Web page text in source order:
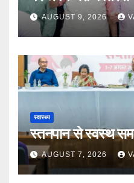
आवाह्न
AUGUST 9, 2026
स्वास्थ्य
स्तनपान से स्वस्थ
AUGUST 7, 2026